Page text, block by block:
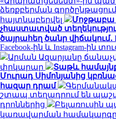
ձեռքբերման
հայտնաբերվել
Մոջթաբա
չհաստատված
ծայրահեղ ծանր վիճակում․
Facebook-ին և Instagram-ին
Արման Ազարյանը
փրկարար
Տաթև
Մուրադ Սիմոնյանից
հազար դրամ
շտապ տեղադրում են
դրոններից
Բելառուսին
կառավարման համակարգը.